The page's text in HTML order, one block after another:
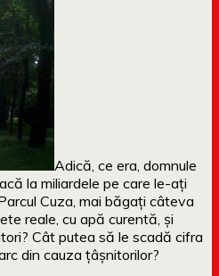
Adică, ce era, domnule
la miliardele pe care le-ați
Cuza, mai băgați câteva
reale, cu apă curentă, și
Cât putea să le scadă cifra
din cauza țâșnitorilor?